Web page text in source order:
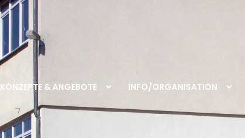
KONZEPTE & ANGEBOTE INFO/ORGANISATION